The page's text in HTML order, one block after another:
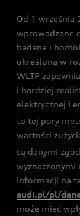
Audi exclusive
Od 1 września
wprowadzane
badane i
określoną w
WLTP
i bardziej
elektrycznej i
to tej pory
wartości
są danymi
wyznaczonymi
informacji na
audi.pl/pl/
może mieć